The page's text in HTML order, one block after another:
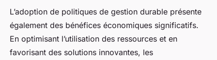
L’adoption de politiques de gestion durable présente
également des bénéfices économiques significatifs.
En optimisant l’utilisation des ressources et en
favorisant des solutions innovantes, les